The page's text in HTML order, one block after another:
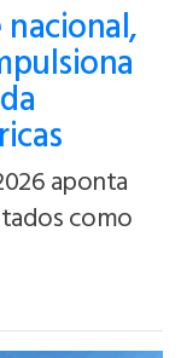
aponta
como